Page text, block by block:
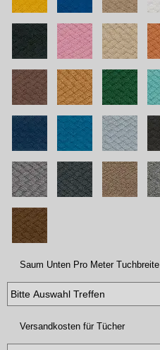
Saum Unten Pro Meter Tuchbreite
Versandkosten für Tücher